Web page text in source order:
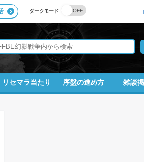
ダークモード
リセマラ当たり 序盤の進め方 雑談